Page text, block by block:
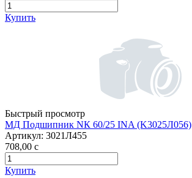
Купить
Быстрый просмотр
МД Подшипник NК 60/25 INA (K3025Л056)
Артикул: 3021Л455
708,00 c
Купить